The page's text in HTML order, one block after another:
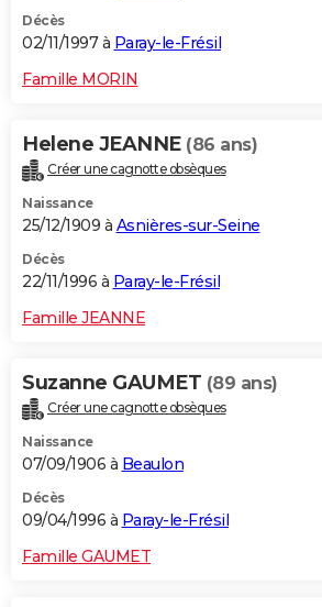
Décès
02/11/1997 à Paray-le-Frésil
Famille MORIN
Helene JEANNE (86 ans)
Créer une cagnotte obsèques
Naissance
25/12/1909 à Asnières-sur-Seine
Décès
22/11/1996 à Paray-le-Frésil
Famille JEANNE
Suzanne GAUMET (89 ans)
Créer une cagnotte obsèques
Naissance
07/09/1906 à Beaulon
Décès
09/04/1996 à Paray-le-Frésil
Famille GAUMET